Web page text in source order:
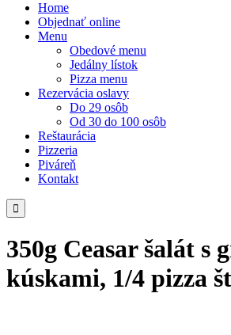
Home
Objednať online
Menu
Obedové menu
Jedálny lístok
Pizza menu
Rezervácia oslavy
Do 29 osôb
Od 30 do 100 osôb
Reštaurácia
Pizzeria
Piváreň
Kontakt

350g Ceasar šalát s
kúskami, 1/4 pizza